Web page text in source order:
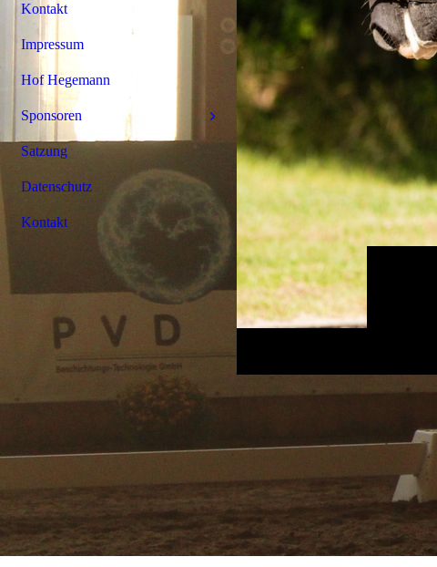
Kontakt
Impressum
Hof Hegemann
Sponsoren
Satzung
Datenschutz
Kontakt